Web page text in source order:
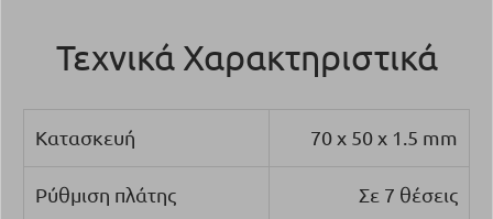
Τεχνικά Χαρακτηριστικά
Κατασκευή 70 x 50x 1.5 mm
Ρύθμιση πλάτης Σε 7 θέσεις